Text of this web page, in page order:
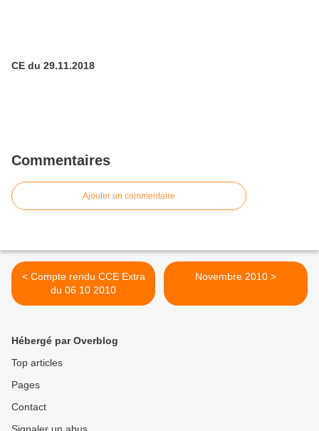
CE du 29.11.2018
Commentaires
Ajouter un commentaire
< Compte rendu CCE Extra
du 06 10 2010
Novembre 2010 >
Hébergé par Overblog
Top articles
Pages
Contact